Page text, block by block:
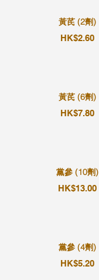
黃芪 (2劑)
HK$2.60
黃芪 (6劑)
HK$7.80
黨參 (10劑)
HK$13.00
黨參 (4劑)
HK$5.20